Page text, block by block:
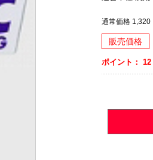
通常価格 1,320
販売価格
ポイント：12